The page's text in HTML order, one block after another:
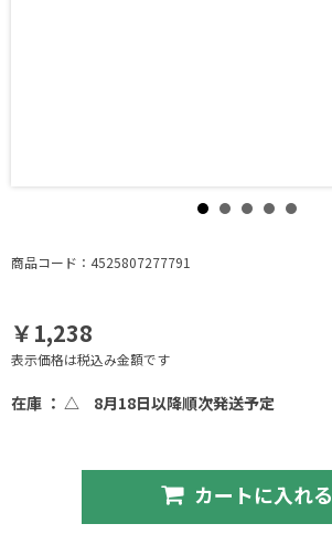
商品コード：4525807277791
￥1,238
表示価格は税込み金額です
在庫 ： △ 8月18日以降順次発送予定
カートに入れる